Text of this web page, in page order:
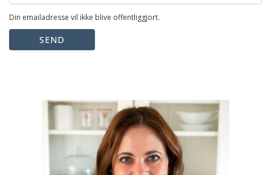
Din emailadresse vil ikke blive offentliggjort.
SEND